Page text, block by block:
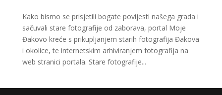
Kako bismo se prisjetili bogate povijesti našega grada i
sačuvali stare fotografije od zaborava, portal Moje
Đakovo kreće s prikupljanjem starih fotografija Đakova
i okolice, te internetskim arhiviranjem fotografija na
web stranici portala. Stare fotografije...